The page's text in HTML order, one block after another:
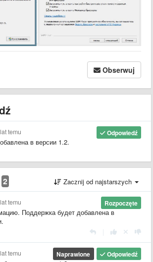
Obserwuj
Odpowiedź
temu
в версии 1.2.
2 Zacznij od najstarszych
Rozpoczęte
temu
Поддержка будет добавлена в
Odpowiedź
Naprawione
temu